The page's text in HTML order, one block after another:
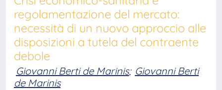
regolamentazione del mercato:
necessità di un nuovo approccio alle
disposizioni a tutela del contraente
debole
Giovanni Berti de Marinis; Giovanni Berti
de Marinis